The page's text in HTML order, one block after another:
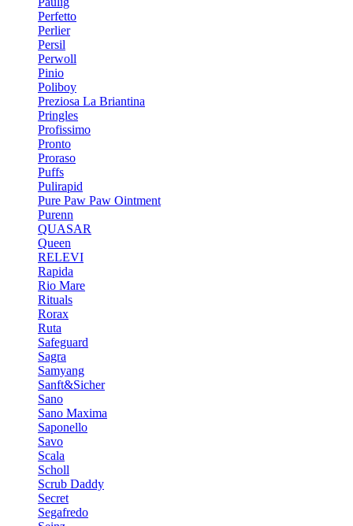
Perfetto
Perlier
Persil
Perwoll
Pinio
Poliboy
Preziosa La Briantina
Pringles
Profissimo
Pronto
Proraso
Puffs
Pulirapid
Pure Paw Paw Ointment
Purenn
QUASAR
Queen
RELEVI
Rapida
Rio Mare
Rituals
Rorax
Ruta
Safeguard
Sagra
Samyang
Sanft&Sicher
Sano
Sano Maxima
Saponello
Savo
Scala
Scholl
Scrub Daddy
Secret
Segafredo